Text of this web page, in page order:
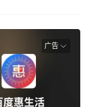
广告